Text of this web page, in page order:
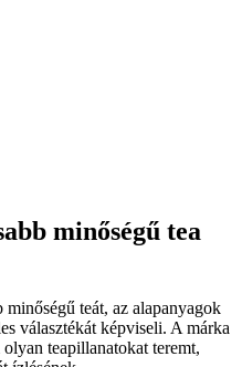
minőségű tea
teát, az alapanyagok
választékát képviseli. A márka
teapillanatokat teremt,